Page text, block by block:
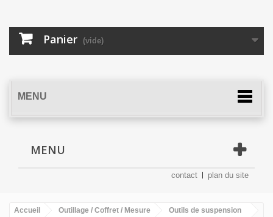
Panier (vide)
MENU
MENU
contact plan du site
Accueil Outillage / Coffret / Mesure
Outils de suspension